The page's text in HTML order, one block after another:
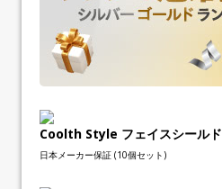
Coolth Style フェイスシールド
日本メーカー保証 (10個セット)